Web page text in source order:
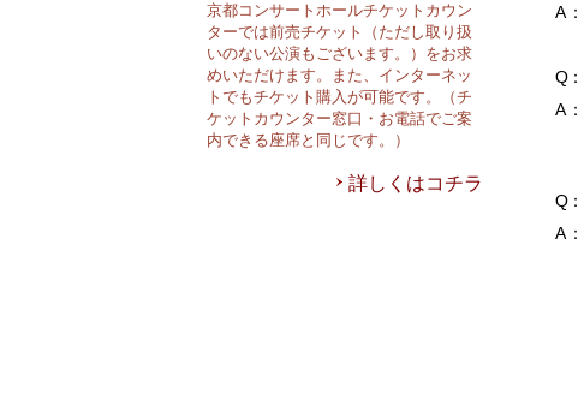
A
Q
A
Q
A
京都コンサートホールチケットカウン
ターでは前売チケット（ただし取り扱
いのない公演もございます。）をお求
めいただけます。また、インターネッ
トでもチケット購入が可能です。（チ
ケットカウンター窓口・お電話でご案
内できる座席と同じです。）
詳しくはコチラ